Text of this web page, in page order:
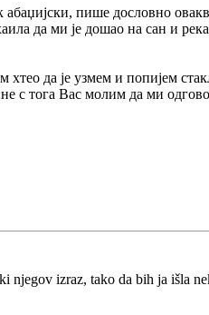
пише дословно
да ми је дошао на сан и
да је узмем и попијем
с тога Вас молим да ми
njegov izraz, tako da bih ja išla